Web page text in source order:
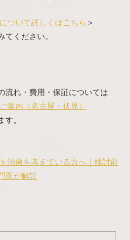
ついて詳しくはこちら ＞
てください。
流れ・費用・保証については
案内（名古屋・伏見）
す。
治療を考えている方へ｜検討前
医が解説